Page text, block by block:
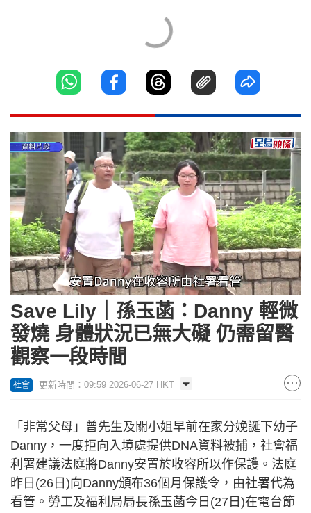
Unmute Loaded:
36.84%
Save Lily｜孫玉菡：Danny 輕微
發燒 身體狀況已無大礙 仍需留醫
觀察一段時間
社會 更新時間：09:59 2026-06-27 HKT
「非常父母」曾先生及關小姐早前在家分娩誕下幼子
Danny，一度拒向入境處提供DNA資料被捕，社會福
利署建議法庭將Danny安置於收容所以作保護。法庭
昨日(26日)向Danny頒布36個月保護令，由社署代為
看管。勞工及福利局局長孫玉菡今日(27日)在電台節